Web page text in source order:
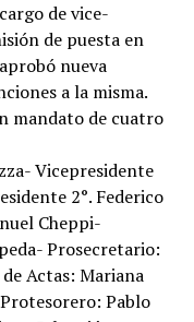
de vice-
de puesta en
nueva
a la misma.
mandato de cuatro
Vicepresidente
2°. Federico
Cheppi-
Prosecretario:
Actas: Mariana
Pablo